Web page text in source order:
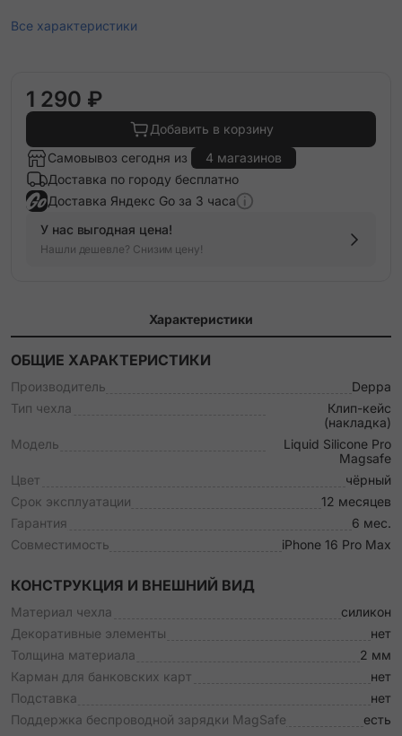
Все характеристики
1 290 ₽
Добавить в корзину
Самовывоз сегодня из
4 магазинов
Доставка по городу бесплатно
Доставка Яндекс Go за 3 часа
У нас выгодная цена!
Нашли дешевле? Снизим цену!
Характеристики
ОБЩИЕ ХАРАКТЕРИСТИКИ
Производитель
Deppa
Тип чехла
Клип-кейс
(накладка)
Модель
Liquid Silicone Pro
Magsafe
Цвет
чёрный
Срок эксплуатации
12 месяцев
Гарантия
6 мес.
Совместимость
iPhone 16 Pro Max
КОНСТРУКЦИЯ И ВНЕШНИЙ ВИД
Материал чехла
силикон
Декоративные элементы
нет
Толщина материала
2 мм
Карман для банковских карт
нет
Подставка
нет
Поддержка беспроводной зарядки MagSafe
есть